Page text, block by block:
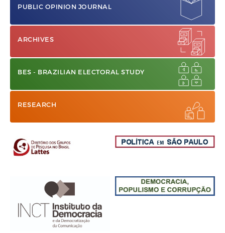
PUBLIC OPINION JOURNAL
ARCHIVES
BES - BRAZILIAN ELECTORAL STUDY
RESEARCH